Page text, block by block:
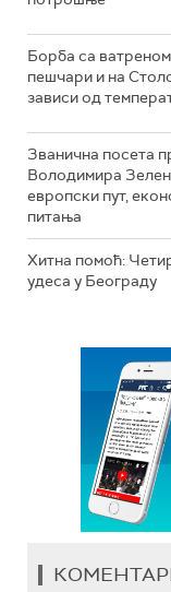
Борба са ватреном
пешчари и на
зависи од
Званична посета
Володимира
европски пут,
питања
Хитна помоћ:
удеса у Београду